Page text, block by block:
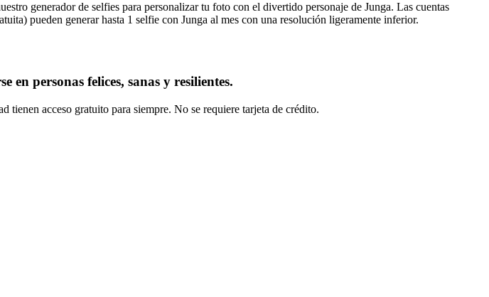
generador de selfies para personalizar tu foto con el divertido personaje de Junga. Las cuentas
pueden generar hasta 1 selfie con Junga al mes con una resolución ligeramente inferior.
personas felices, sanas y resilientes.
acceso gratuito para siempre. No se requiere tarjeta de crédito.